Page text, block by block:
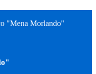
"Mena Morlando"